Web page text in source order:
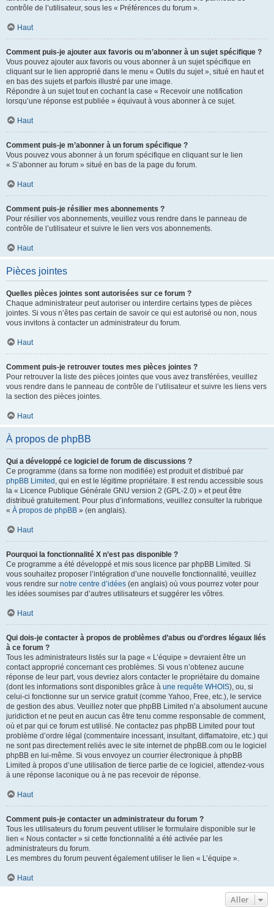
contrôle de l’utilisateur, sous les « Préférences du forum ».
Haut
Comment puis-je ajouter aux favoris ou m’abonner à un sujet spécifique ?
Vous pouvez ajouter aux favoris ou vous abonner à un sujet spécifique en
cliquant sur le lien approprié dans le menu « Outils du sujet », situé en haut et
en bas des sujets et parfois illustré par une image.
Répondre à un sujet tout en cochant la case « Recevoir une notification
lorsqu’une réponse est publiée » équivaut à vous abonner à ce sujet.
Haut
Comment puis-je m’abonner à un forum spécifique ?
Vous pouvez vous abonner à un forum spécifique en cliquant sur le lien
« S’abonner au forum » situé en bas de la page du forum.
Haut
Comment puis-je résilier mes abonnements ?
Pour résilier vos abonnements, veuillez vous rendre dans le panneau de
contrôle de l’utilisateur et suivre le lien vers vos abonnements.
Haut
Pièces jointes
Quelles pièces jointes sont autorisées sur ce forum ?
Chaque administrateur peut autoriser ou interdire certains types de pièces
jointes. Si vous n’êtes pas certain de savoir ce qui est autorisé ou non, nous
vous invitons à contacter un administrateur du forum.
Haut
Comment puis-je retrouver toutes mes pièces jointes ?
Pour retrouver la liste des pièces jointes que vous avez transférées, veuillez
vous rendre dans le panneau de contrôle de l’utilisateur et suivre les liens vers
la section des pièces jointes.
Haut
À propos de phpBB
Qui a développé ce logiciel de forum de discussions ?
Ce programme (dans sa forme non modifiée) est produit et distribué par
phpBB Limited , qui en est le légitime propriétaire. Il est rendu accessible sous
la « Licence Publique Générale GNU version 2 (GPL-2.0) » et peut être
distribué gratuitement. Pour plus d’informations, veuillez consulter la rubrique
« À propos de phpBB » (en anglais).
Haut
Pourquoi la fonctionnalité X n’est pas disponible ?
Ce programme a été développé et mis sous licence par phpBB Limited. Si
vous souhaitez proposer l’intégration d’une nouvelle fonctionnalité, veuillez
vous rendre sur notre centre d’idées (en anglais) où vous pourrez voter pour
les idées soumises par d’autres utilisateurs et suggérer les vôtres.
Haut
Qui dois-je contacter à propos de problèmes d’abus ou d’ordres légaux liés
à ce forum ?
Tous les administrateurs listés sur la page « L’équipe » devraient être un
contact approprié concernant ces problèmes. Si vous n’obtenez aucune
réponse de leur part, vous devriez alors contacter le propriétaire du domaine
(dont les informations sont disponibles grâce à une requête WHOIS), ou, si
celui-ci fonctionne sur un service gratuit (comme Yahoo, Free, etc.), le service
de gestion des abus. Veuillez noter que phpBB Limited n’a absolument aucune
juridiction et ne peut en aucun cas être tenu comme responsable de comment,
où et par qui ce forum est utilisé. Ne contactez pas phpBB Limited pour tout
problème d’ordre légal (commentaire incessant, insultant, diffamatoire, etc.) qui
ne sont pas directement reliés avec le site internet de phpBB.com ou le logiciel
phpBB en lui-même. Si vous envoyez un courrier électronique à phpBB
Limited à propos d’une utilisation de tierce partie de ce logiciel, attendez-vous
à une réponse laconique ou à ne pas recevoir de réponse.
Haut
Comment puis-je contacter un administrateur du forum ?
Tous les utilisateurs du forum peuvent utiliser le formulaire disponible sur le
lien « Nous contacter » si cette fonctionnalité a été activée par les
administrateurs du forum.
Les membres du forum peuvent également utiliser le lien « L’équipe ».
Haut
Aller